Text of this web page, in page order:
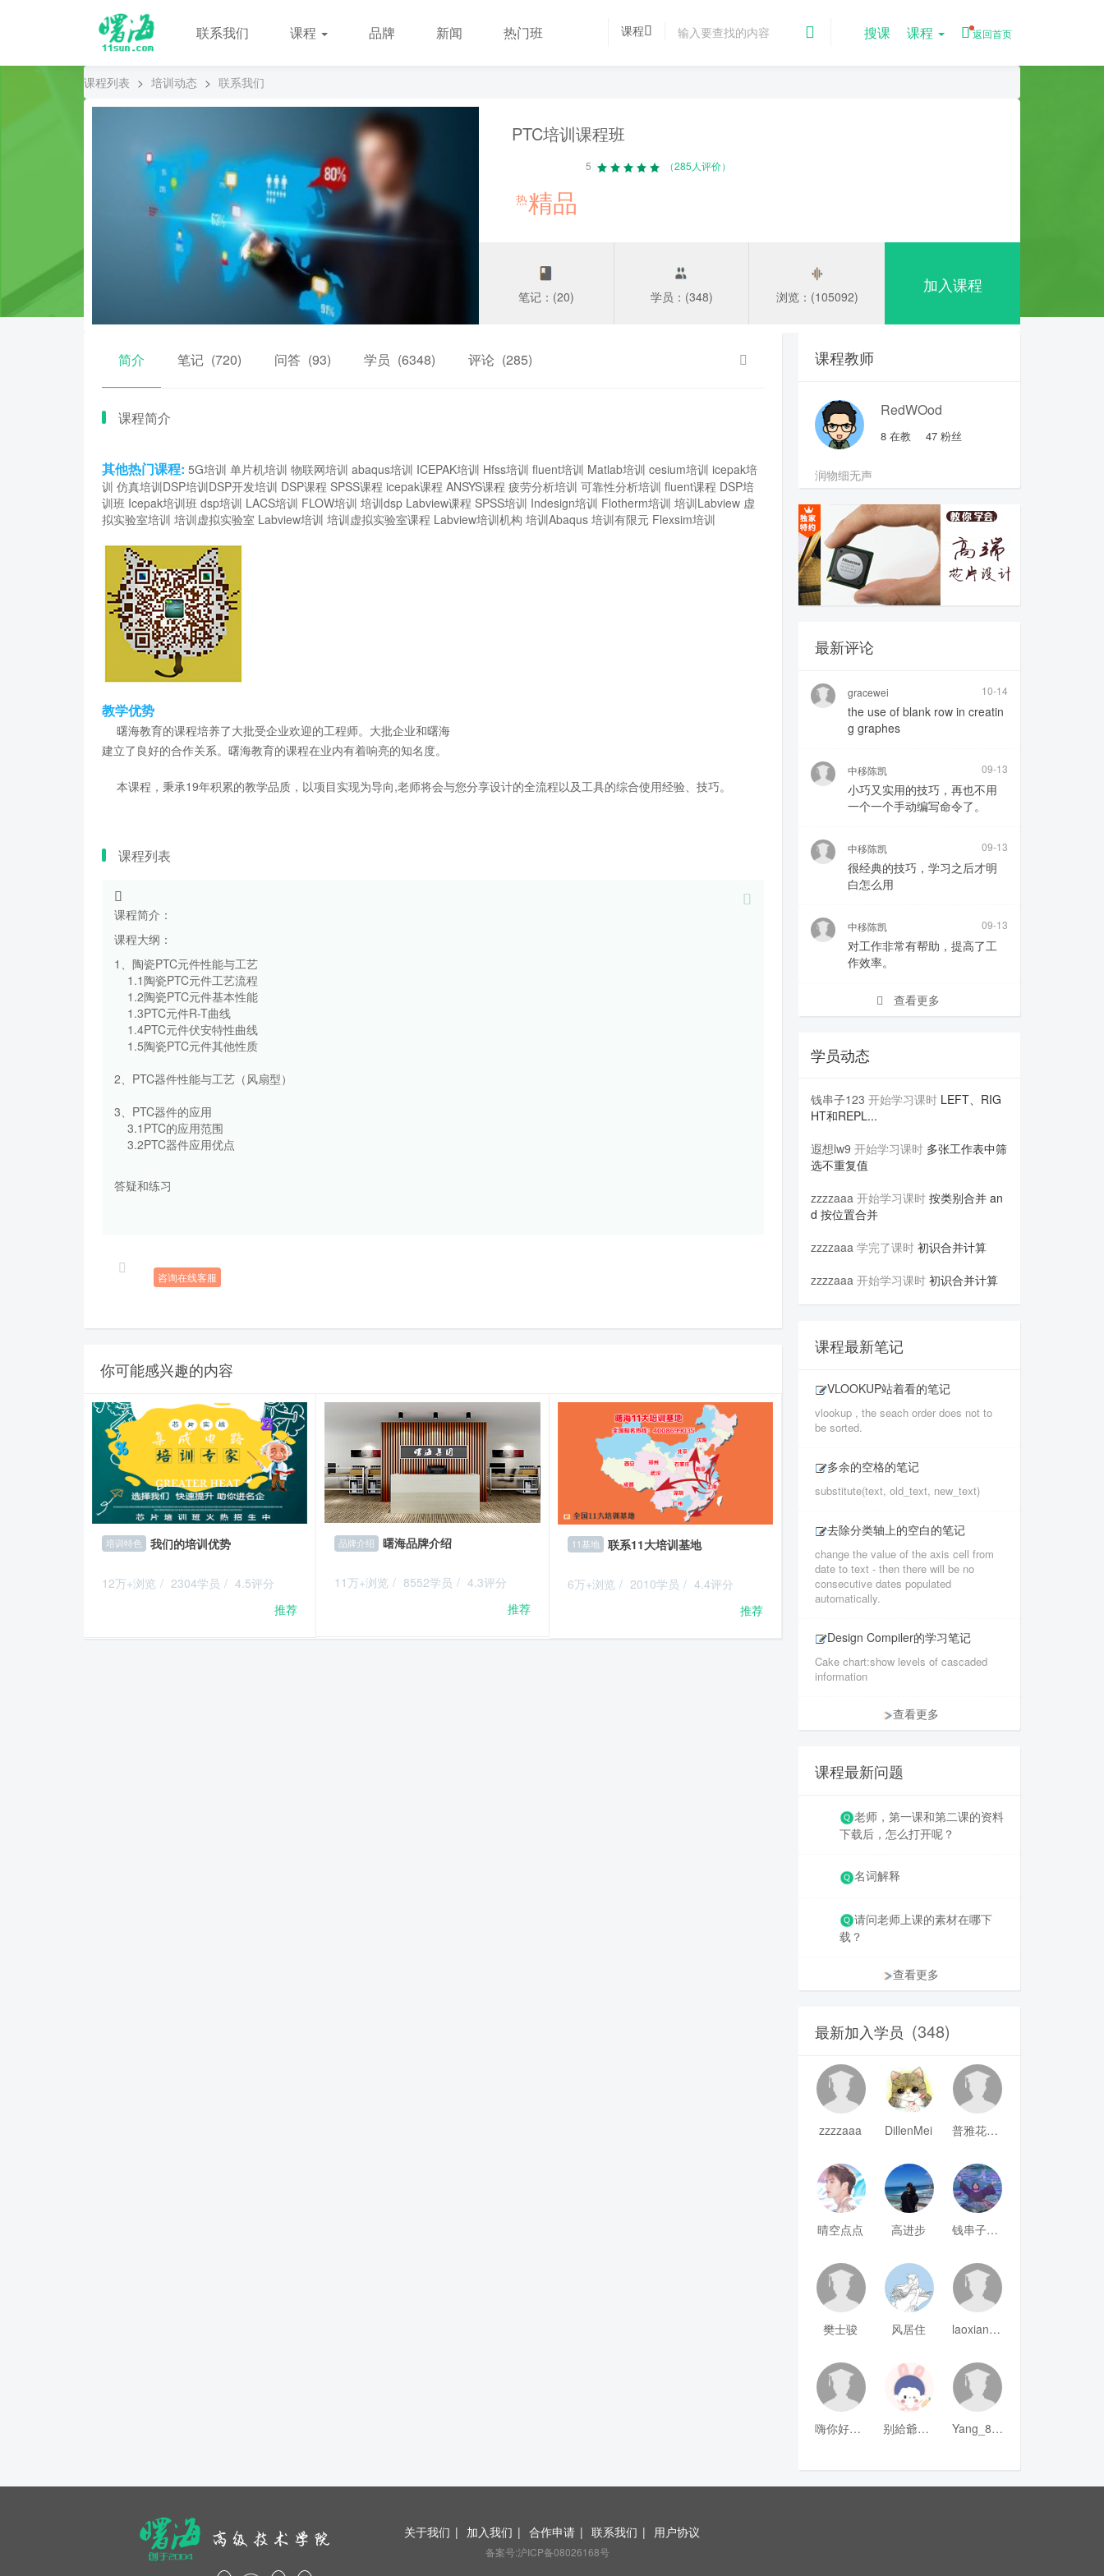
联系我们 课程 品牌 新闻 热门班 搜课 课程 返回首页
课程
课程列表 > 培训动态 > 联系我们
PTC培训课程班
5 （285人评价）
热精品
笔记：(20) 学员：(348) 浏览：(105092)
加入课程
简介 笔记 (720) 问答 (93) 学员 (6348) 评论 (285)
课程简介
其他热门课程: 5G培训 单片机培训 物联网培训 abaqus培训 ICEPAK培训 Hfss培训 fluent培训 Matlab培训 cesium培训 icepak培
训 仿真培训DSP培训DSP开发培训 DSP课程 SPSS课程 icepak课程 ANSYS课程 疲劳分析培训 可靠性分析培训 fluent课程 DSP培
训班 Icepak培训班 dsp培训 LACS培训 FLOW培训 培训dsp Labview课程 SPSS培训 Indesign培训 Flotherm培训 培训Labview 虚
拟实验室培训 培训虚拟实验室 Labview培训 培训虚拟实验室课程 Labview培训机构 培训Abaqus 培训有限元 Flexsim培训
教学优势
曙海教育的课程培养了大批受企业欢迎的工程师。大批企业和曙海
建立了良好的合作关系。曙海教育的课程在业内有着响亮的知名度。
本课程，秉承19年积累的教学品质，以项目实现为导向,老师将会与您分享设计的全流程以及工具的综合使用经验、技巧。
课程列表
课程简介：
课程大纲：
1、陶瓷PTC元件性能与工艺
1.1陶瓷PTC元件工艺流程
1.2陶瓷PTC元件基本性能
1.3PTC元件R-T曲线
1.4PTC元件伏安特性曲线
1.5陶瓷PTC元件其他性质
2、PTC器件性能与工艺（风扇型）
3、PTC器件的应用
3.1PTC的应用范围
3.2PTC器件应用优点
答疑和练习
咨询在线客服
你可能感兴趣的内容
培训特色 我们的培训优势
12万+浏览 / 2304学员 / 4.5评分
推荐
品牌介绍 曙海品牌介绍
11万+浏览 / 8552学员 / 4.3评分
推荐
11基地 联系11大培训基地
6万+浏览 / 2010学员 / 4.4评分
推荐
课程教师
RedWOod
8 在教 47 粉丝
润物细无声
最新评论
gracewei 10-14
the use of blank row in creatin
g graphes
中移陈凯 09-13
小巧又实用的技巧，再也不用
一个一个手动编写命令了。
中移陈凯 09-13
很经典的技巧，学习之后才明
白怎么用
中移陈凯 09-13
对工作非常有帮助，提高了工
作效率。
查看更多
学员动态
钱串子123 开始学习课时 LEFT、RIG
HT和REPL...
遐想lw9 开始学习课时 多张工作表中筛
选不重复值
zzzzaaa 开始学习课时 按类别合并 an
d 按位置合并
zzzzaaa 学完了课时 初识合并计算
zzzzaaa 开始学习课时 初识合并计算
课程最新笔记
VLOOKUP站着看的笔记
vlookup , the seach order does not to
be sorted.
多余的空格的笔记
substitute(text, old_text, new_text)
去除分类轴上的空白的笔记
change the value of the axis cell from
date to text - then there will be no
consecutive dates populated
automatically.
Design Compiler的学习笔记
Cake chart:show levels of cascaded
information
查看更多
课程最新问题
老师，第一课和第二课的资料
下载后，怎么打开呢？
名词解释
请问老师上课的素材在哪下
载？
查看更多
最新加入学员 (348)
zzzzaaa DillenMei 普雅花qya
晴空点点 高进步 钱串子123
樊士骏 风居住 laoxianrou
嗨你好8mm 别給爺装纯 Yang_811
关于我们 | 加入我们 | 合作申请 | 联系我们 | 用户协议
备案号:沪ICP备08026168号